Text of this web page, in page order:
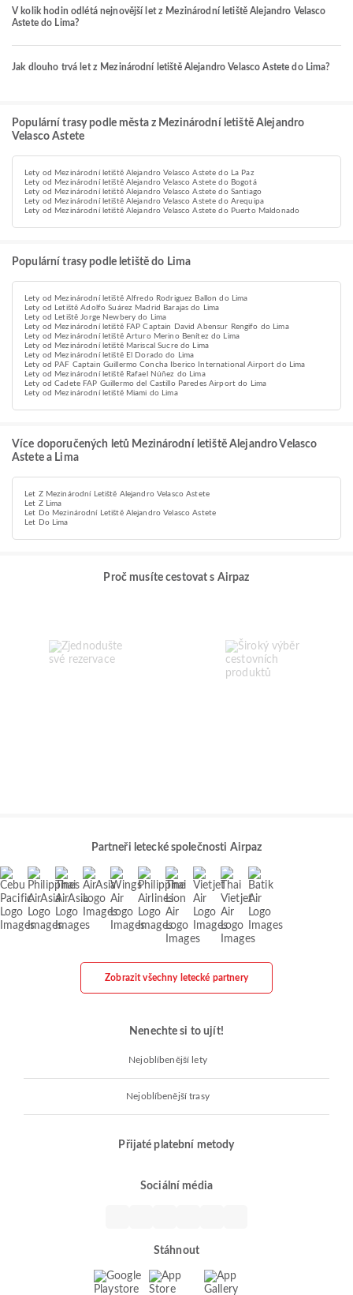
V kolik hodin odlétá nejnovější let z Mezinárodní letiště Alejandro Velasco
Astete do Lima?
Jak dlouho trvá let z Mezinárodní letiště Alejandro Velasco Astete do Lima?
Populární trasy podle města z Mezinárodní letiště Alejandro
Velasco Astete
Lety od Mezinárodní letiště Alejandro Velasco Astete do La Paz
Lety od Mezinárodní letiště Alejandro Velasco Astete do Bogotá
Lety od Mezinárodní letiště Alejandro Velasco Astete do Santiago
Lety od Mezinárodní letiště Alejandro Velasco Astete do Arequipa
Lety od Mezinárodní letiště Alejandro Velasco Astete do Puerto Maldonado
Populární trasy podle letiště do Lima
Lety od Mezinárodní letiště Alfredo Rodriguez Ballon do Lima
Lety od Letiště Adolfo Suárez Madrid Barajas do Lima
Lety od Letiště Jorge Newbery do Lima
Lety od Mezinárodní letiště FAP Captain David Abensur Rengifo do Lima
Lety od Mezinárodní letiště Arturo Merino Benítez do Lima
Lety od Mezinárodní letiště Mariscal Sucre do Lima
Lety od Mezinárodní letiště El Dorado do Lima
Lety od PAF Captain Guillermo Concha Iberico International Airport do Lima
Lety od Mezinárodní letiště Rafael Núñez do Lima
Lety od Cadete FAP Guillermo del Castillo Paredes Airport do Lima
Lety od Mezinárodní letiště Miami do Lima
Více doporučených letů Mezinárodní letiště Alejandro Velasco
Astete a Lima
Let Z Mezinárodní Letiště Alejandro Velasco Astete
Let Z Lima
Let Do Mezinárodní Letiště Alejandro Velasco Astete
Let Do Lima
Proč musíte cestovat s Airpaz
Partneři letecké společnosti Airpaz
Zobrazit všechny letecké partnery
Nenechte si to ujít!
Nejoblíbenější lety
Nejoblíbenější trasy
Přijaté platební metody
Sociální média
Stáhnout